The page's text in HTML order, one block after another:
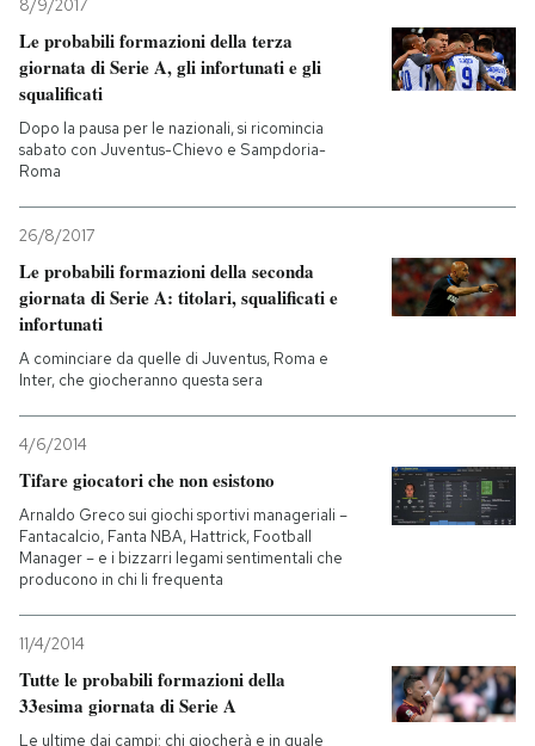
8/9/2017
Le probabili formazioni della terza
giornata di Serie A, gli infortunati e gli
squalificati
Dopo la pausa per le nazionali, si ricomincia
sabato con Juventus-Chievo e Sampdoria-
Roma
26/8/2017
Le probabili formazioni della seconda
giornata di Serie A: titolari, squalificati e
infortunati
A cominciare da quelle di Juventus, Roma e
Inter, che giocheranno questa sera
4/6/2014
Tifare giocatori che non esistono
Arnaldo Greco sui giochi sportivi manageriali –
Fantacalcio, Fanta NBA, Hattrick, Football
Manager – e i bizzarri legami sentimentali che
producono in chi li frequenta
11/4/2014
Tutte le probabili formazioni della
33esima giornata di Serie A
Le ultime dai campi: chi giocherà e in quale